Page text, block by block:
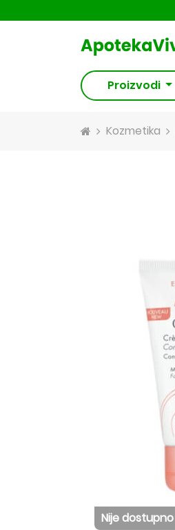
Proizvodi
Kozmetika
Nije dostupno